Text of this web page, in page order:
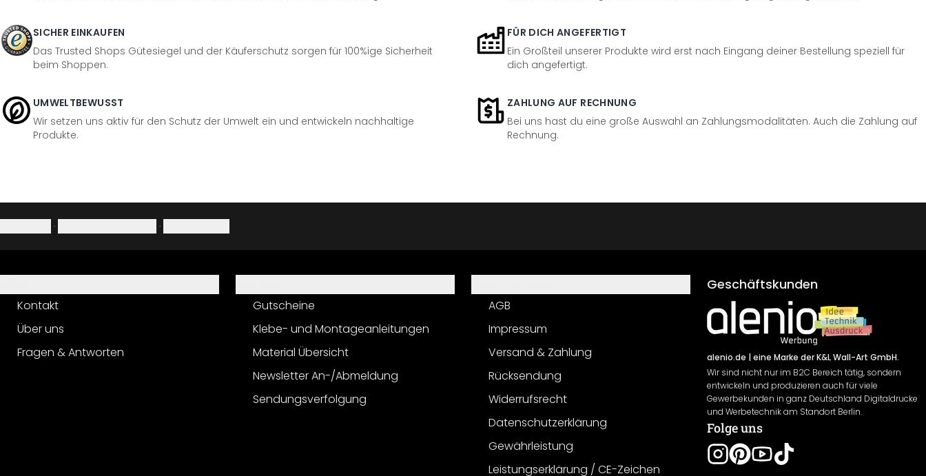
SICHER EINKAUFEN
Das Trusted Shops Gütesiegel und der Käuferschutz sorgen für 100%ige Sicherheit
beim Shoppen.
FÜR DICH ANGEFERTIGT
Ein Großteil unserer Produkte wird erst nach Eingang deiner Bestellung speziell für
dich angefertigt.
UMWELTBEWUSST
Wir setzen uns aktiv für den Schutz der Umwelt ein und entwickeln nachhaltige
Produkte.
ZAHLUNG AUF RECHNUNG
Bei uns hast du eine große Auswahl an Zahlungsmodalitäten. Auch die Zahlung auf
Rechnung.
· ·
Kontakt
Über uns
Fragen & Antworten
Gutscheine
Klebe- und Montageanleitungen
Material Übersicht
Newsletter An-/Abmeldung
Sendungsverfolgung
AGB
Impressum
Versand & Zahlung
Rücksendung
Widerrufsrecht
Datenschutzerklärung
Gewährleistung
Leistungserklärung / CE-Zeichen
Geschäftskunden
alenio.de | eine Marke der K&L Wall-Art GmbH.
Wir sind nicht nur im B2C Bereich tätig, sondern
entwickeln und produzieren auch für viele
Gewerbekunden in ganz Deutschland Digitaldrucke
und Werbetechnik am Standort Berlin.
Folge uns